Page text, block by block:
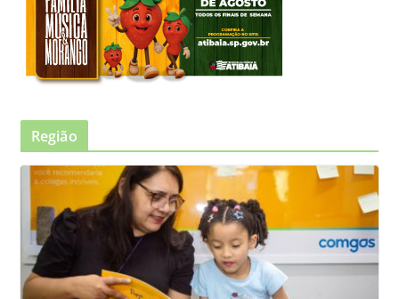
Região